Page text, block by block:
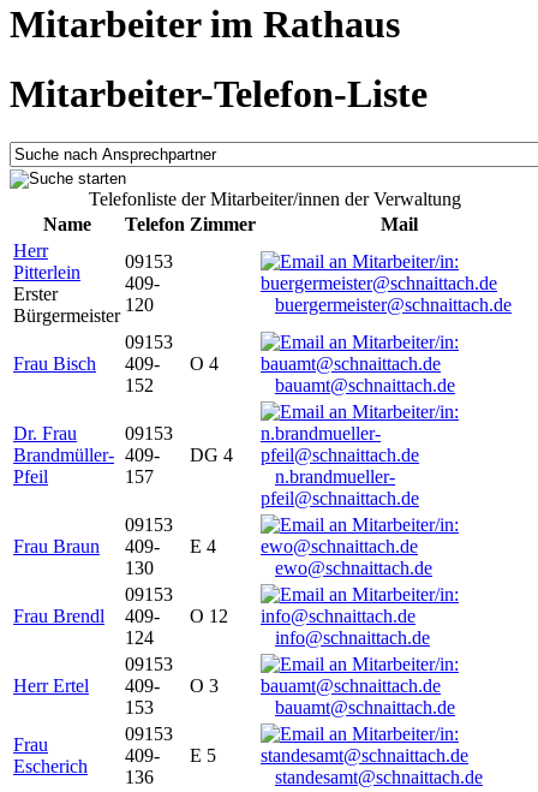
Mitarbeiter im Rathaus
Mitarbeiter-Telefon-Liste
Telefonliste der Mitarbeiter/innen der Verwaltung
Name
Telefon Zimmer
Mail
Herr
Pitterlein
Erster
Bürgermeister
09153
409-
120
buergermeister@schnaittach.de
Frau Bisch
09153
409-
152
O 4
bauamt@schnaittach.de
Dr. Frau
Brandmüller-
Pfeil
09153
409-
157
DG 4
n.brandmueller-
pfeil@schnaittach.de
Frau Braun
09153
409-
130
E 4
ewo@schnaittach.de
Frau Brendl
09153
409-
124
O 12
info@schnaittach.de
Herr Ertel
09153
409-
153
O 3
bauamt@schnaittach.de
Frau
Escherich
09153
409-
136
E 5
standesamt@schnaittach.de